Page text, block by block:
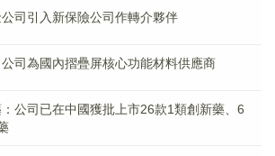
司引入新保險公司作轉介夥伴
司為國內摺疊屏核心功能材料供應商
公司已在中國獲批上市26款1類創新藥、6